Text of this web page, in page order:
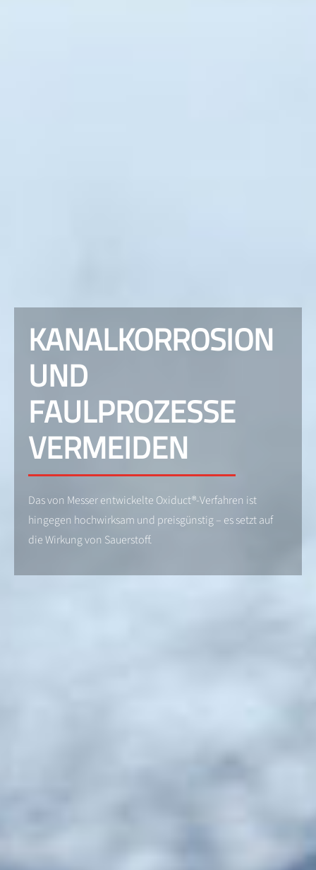
KANALKORROSION
UND
FAULPROZESSE
VERMEIDEN
Das von Messer entwickelte Oxiduct®-Verfahren ist
hingegen hochwirksam und preisgünstig – es setzt auf
die Wirkung von Sauerstoff.